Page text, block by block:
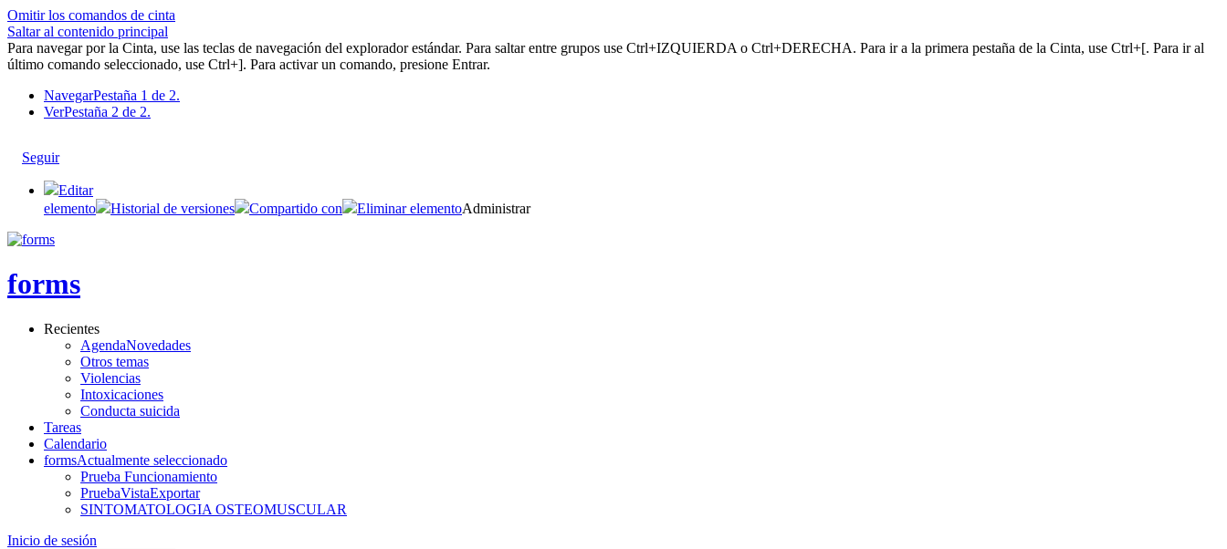
Omitir los comandos de cinta
Saltar al contenido principal
Para navegar por la Cinta, use las teclas de navegación del explorador estándar. Para saltar entre grupos use Ctrl+IZQUIERDA o Ctrl+DERECHA. Para ir a la primera pestaña de la Cinta, use Ctrl+[. Para ir al
último comando seleccionado, use Ctrl+]. Para activar un comando, presione Entrar.
NavegarPestaña 1 de 2.
VerPestaña 2 de 2.
Seguir
Editar
elemento
Historial de versiones Compartido con Eliminar elementoAdministrar
forms
Recientes
AgendaNovedades
Otros temas
Violencias
Intoxicaciones
Conducta suicida
Tareas
Calendario
formsActualmente seleccionado
Prueba Funcionamiento
PruebaVistaExportar
SINTOMATOLOGIA OSTEOMUSCULAR
Inicio de sesión